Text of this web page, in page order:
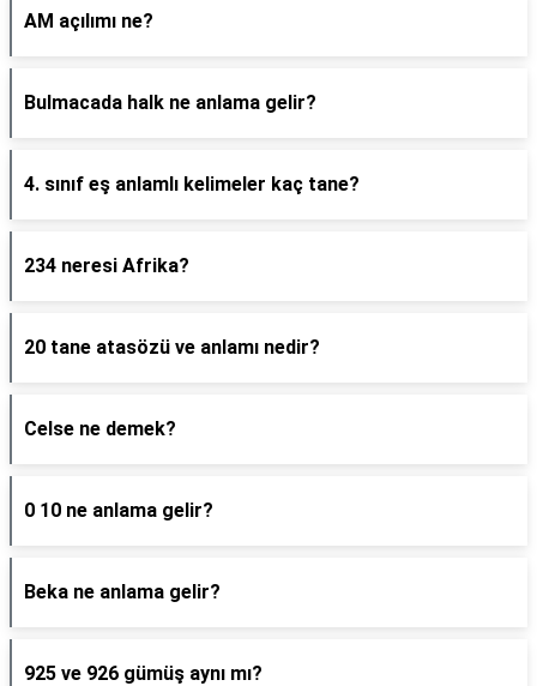
AM açılımı ne?
Bulmacada halk ne anlama gelir?
4. sınıf eş anlamlı kelimeler kaç tane?
234 neresi Afrika?
20 tane atasözü ve anlamı nedir?
Celse ne demek?
0 10 ne anlama gelir?
Beka ne anlama gelir?
925 ve 926 gümüş aynı mı?